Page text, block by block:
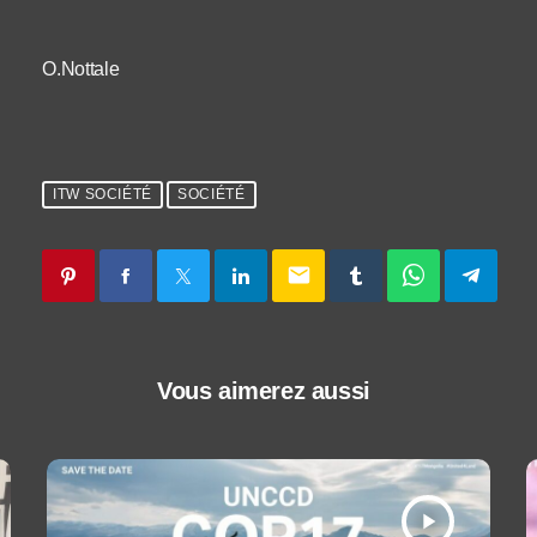
O.Nottale
ITW SOCIÉTÉ SOCIÉTÉ
email
Vous aimerez aussi
play_arrow